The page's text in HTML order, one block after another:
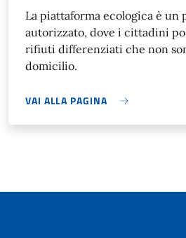
La piattaforma ecologica è un
autorizzato, dove i cittadini
rifiuti differenziati che non
domicilio.
VAI ALLA PAGINA